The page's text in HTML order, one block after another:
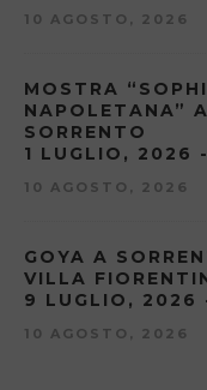
10 AGOSTO, 2026
MOSTRA
NAPOLETANA”
SORRENTO
1 LUGLIO, 2026
10 AGOSTO, 2026
GOYA A
VILLA
9 LUGLIO, 2026
10 AGOSTO, 2026